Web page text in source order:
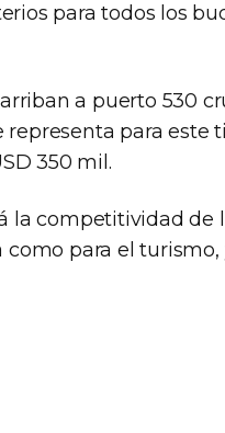
para todos los
a puerto 530
para este
350 mil.
la competitividad de
para el turismo,